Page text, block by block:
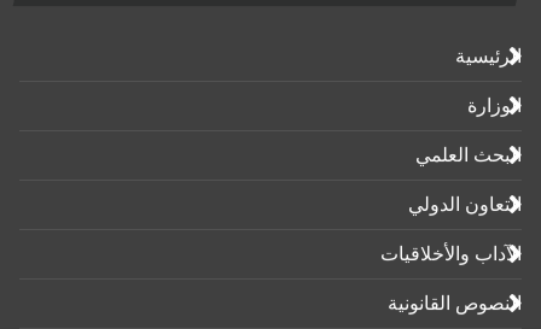
الرئيسية
الوزارة
البحث العلمي
التعاون الدولي
الآداب واﻷخلاقيات
النصوص القانونية